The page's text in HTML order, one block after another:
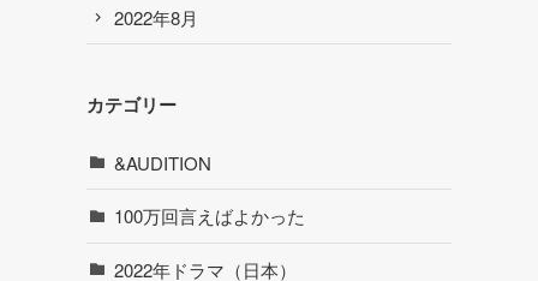
2022年8月
カテゴリー
&AUDITION
100万回言えばよかった
2022年ドラマ（日本）